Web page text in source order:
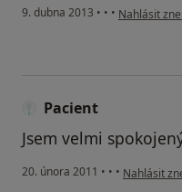
9. dubna 2013 • • • podle
Nahlásit
Pacient
Jsem velmi
20. února 2011 • • • podle
Nahlásit